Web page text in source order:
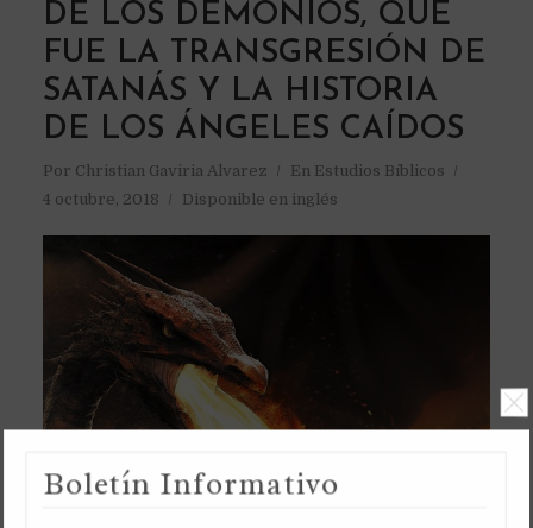
DE LOS DEMONIOS, QUE
FUE LA TRANSGRESIÓN DE
SATANÁS Y LA HISTORIA
DE LOS ÁNGELES CAÍDOS
Por Christian Gaviria Alvarez En Estudios Bíblicos
4 octubre, 2018
Disponible en inglés
Boletín Informativo